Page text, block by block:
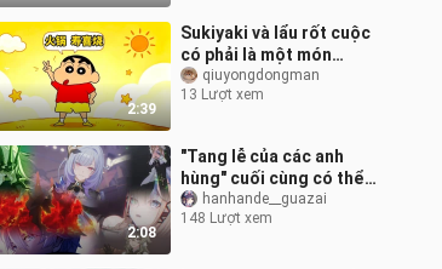
2:39
Sukiyaki và lẩu rốt cuộc
có phải là một món
khôngqiuyongdongman
13 Lượt xem
2:08
"Tang lễ của các anh
hùng" cuối cùng có thể
không còn tồn tại
hanhande__guazai
148 Lượt xem